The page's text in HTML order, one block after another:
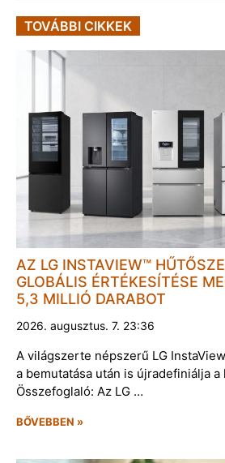
TOVÁBBI CIKKEK
AZ LG INSTAVIEW™
GLOBÁLIS ÉRTÉKESÍTÉSE
5,3 MILLIÓ DARABOT
2026. augusztus. 7. 23:36
A világszerte népszerű LG
a bemutatása után is újradefiniálja
Összefoglaló: Az LG …
BŐVEBBEN »